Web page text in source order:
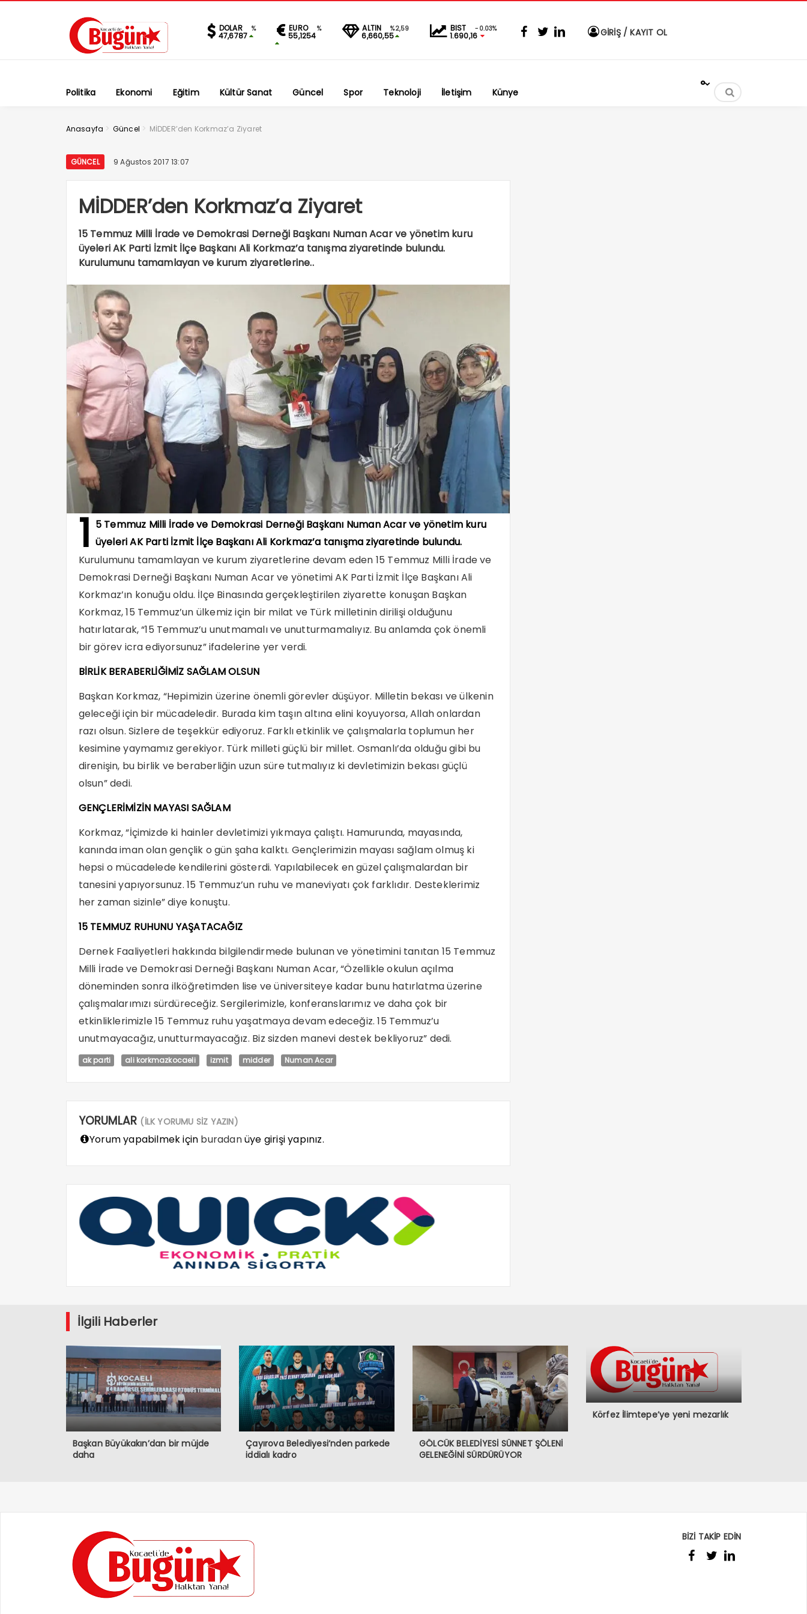
DOLAR %
47,6787
EURO %
55,1254
ALTIN %2,59
6,660,55
BIST -0.03%
1.690,16 GİRİŞ / KAYIT OL
Politika Ekonomi Eğitim Kültür Sanat Güncel Spor Teknoloji İletişim Künye
°
Anasayfa > Güncel > MİDDER’den Korkmaz’a Ziyaret
GÜNCEL 9 Ağustos 2017 13:07
MİDDER’den Korkmaz’a Ziyaret
15 Temmuz Milli İrade ve Demokrasi Derneği Başkanı Numan Acar ve yönetim kuru
üyeleri AK Parti İzmit İlçe Başkanı Ali Korkmaz’a tanışma ziyaretinde bulundu.
Kurulumunu tamamlayan ve kurum ziyaretlerine..
1 5 Temmuz Milli İrade ve Demokrasi Derneği Başkanı Numan Acar ve yönetim kuru
üyeleri AK Parti İzmit İlçe Başkanı Ali Korkmaz’a tanışma ziyaretinde bulundu.
Kurulumunu tamamlayan ve kurum ziyaretlerine devam eden 15 Temmuz Milli İrade ve
Demokrasi Derneği Başkanı Numan Acar ve yönetimi AK Parti İzmit İlçe Başkanı Ali
Korkmaz’ın konuğu oldu. İlçe Binasında gerçekleştirilen ziyarette konuşan Başkan
Korkmaz, 15 Temmuz’un ülkemiz için bir milat ve Türk milletinin dirilişi olduğunu
hatırlatarak, “15 Temmuz’u unutmamalı ve unutturmamalıyız. Bu anlamda çok önemli
bir görev icra ediyorsunuz” ifadelerine yer verdi.
BİRLİK BERABERLİĞİMİZ SAĞLAM OLSUN
Başkan Korkmaz, “Hepimizin üzerine önemli görevler düşüyor. Milletin bekası ve ülkenin
geleceği için bir mücadeledir. Burada kim taşın altına elini koyuyorsa, Allah onlardan
razı olsun. Sizlere de teşekkür ediyoruz. Farklı etkinlik ve çalışmalarla toplumun her
kesimine yaymamız gerekiyor. Türk milleti güçlü bir millet. Osmanlı’da olduğu gibi bu
direnişin, bu birlik ve beraberliğin uzun süre tutmalıyız ki devletimizin bekası güçlü
olsun” dedi.
GENÇLERİMİZİN MAYASI SAĞLAM
Korkmaz, “İçimizde ki hainler devletimizi yıkmaya çalıştı. Hamurunda, mayasında,
kanında iman olan gençlik o gün şaha kalktı. Gençlerimizin mayası sağlam olmuş ki
hepsi o mücadelede kendilerini gösterdi. Yapılabilecek en güzel çalışmalardan bir
tanesini yapıyorsunuz. 15 Temmuz’un ruhu ve maneviyatı çok farklıdır. Desteklerimiz
her zaman sizinle” diye konuştu.
15 TEMMUZ RUHUNU YAŞATACAĞIZ
Dernek Faaliyetleri hakkında bilgilendirmede bulunan ve yönetimini tanıtan 15 Temmuz
Milli İrade ve Demokrasi Derneği Başkanı Numan Acar, “Özellikle okulun açılma
döneminden sonra ilköğretimden lise ve üniversiteye kadar bunu hatırlatma üzerine
çalışmalarımızı sürdüreceğiz. Sergilerimizle, konferanslarımız ve daha çok bir
etkinliklerimizle 15 Temmuz ruhu yaşatmaya devam edeceğiz. 15 Temmuz’u
unutmayacağız, unutturmayacağız. Biz sizden manevi destek bekliyoruz” dedi.
ak parti ali korkmazkocaeli izmit midder Numan Acar
YORUMLAR (İLK YORUMU SİZ YAZIN)
Yorum yapabilmek için buradanüye girişi yapınız.
İlgili Haberler
Başkan Büyükakın’dan bir müjde
daha
Çayırova Belediyesi’nden parkede
iddialı kadro
GÖLCÜK BELEDİYESİ SÜNNET ŞÖLENİ
GELENEĞİNİ SÜRDÜRÜYOR
Körfez İlimtepe’ye yeni mezarlık
BİZİ TAKİP EDİN